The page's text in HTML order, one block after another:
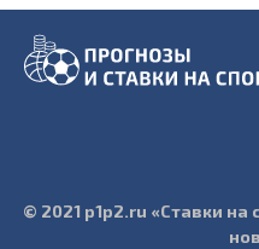
© 2021 p1p2.ru «Ставки на